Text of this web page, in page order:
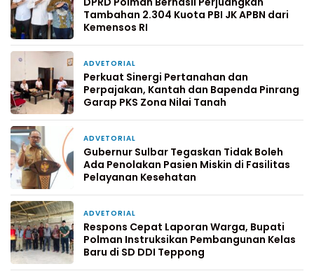
Tambahan 2.304 Kuota PBI JK APBN dari
Kemensos RI
ADVETORIAL
Perkuat Sinergi Pertanahan dan
Perpajakan, Kantah dan Bapenda Pinrang
Garap PKS Zona Nilai Tanah
ADVETORIAL
Gubernur Sulbar Tegaskan Tidak Boleh
Ada Penolakan Pasien Miskin di Fasilitas
Pelayanan Kesehatan
ADVETORIAL
Respons Cepat Laporan Warga, Bupati
Polman Instruksikan Pembangunan Kelas
Baru di SD DDI Teppong